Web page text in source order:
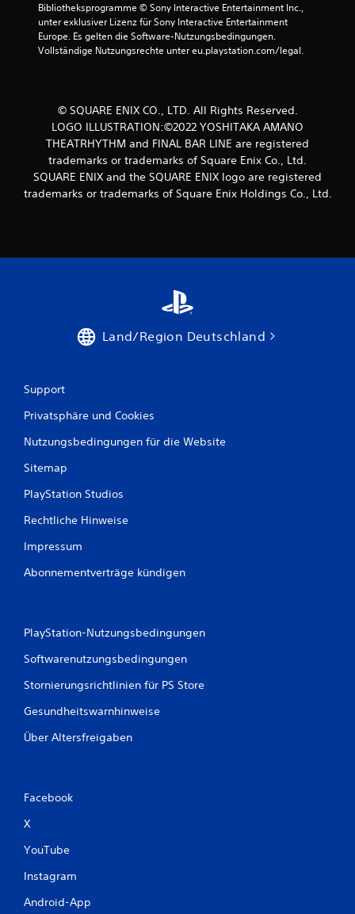
Bibliotheksprogramme © Sony Interactive Entertainment Inc.,
unter exklusiver Lizenz für Sony Interactive Entertainment
Europe. Es gelten die Software-Nutzungsbedingungen.
Vollständige Nutzungsrechte unter eu.playstation.com/legal.
© SQUARE ENIX CO., LTD. All Rights Reserved.
LOGO ILLUSTRATION:©2022 YOSHITAKA AMANO
THEATRHYTHM and FINAL BAR LINE are registered
trademarks or trademarks of Square Enix Co., Ltd.
SQUARE ENIX and the SQUARE ENIX logo are registered
trademarks or trademarks of Square Enix Holdings Co., Ltd.
Land/Region Deutschland
Support
Privatsphäre und Cookies
Nutzungsbedingungen für die Website
Sitemap
PlayStation Studios
Rechtliche Hinweise
Impressum
Abonnementverträge kündigen
PlayStation-Nutzungsbedingungen
Softwarenutzungsbedingungen
Stornierungsrichtlinien für PS Store
Gesundheitswarnhinweise
Über Altersfreigaben
Facebook
X
YouTube
Instagram
Android-App